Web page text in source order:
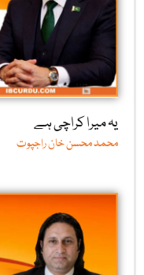
یہ میرا کراچی ہے
محمد محسن خان راجپوت